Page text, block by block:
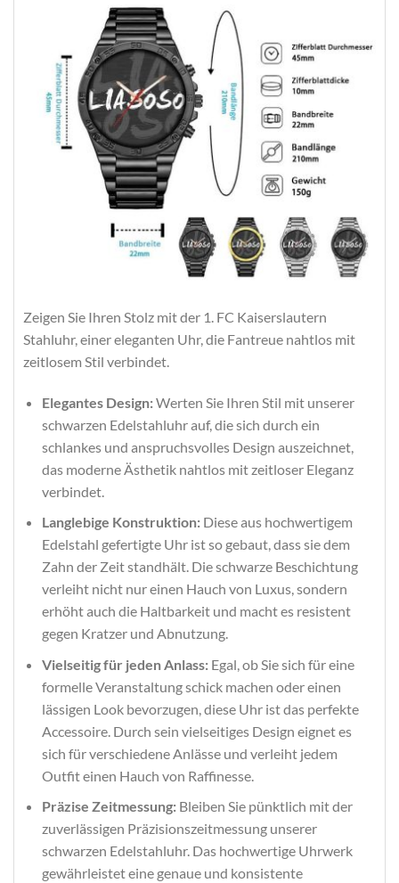
Zeigen Sie Ihren Stolz mit der 1. FC Kaiserslautern
Stahluhr, einer eleganten Uhr, die Fantreue nahtlos mit
zeitlosem Stil verbindet.
Elegantes Design:Werten Sie Ihren Stil mit unserer
schwarzen Edelstahluhr auf, die sich durch ein
schlankes und anspruchsvolles Design auszeichnet,
das moderne Ästhetik nahtlos mit zeitloser Eleganz
verbindet.
Langlebige Konstruktion:Diese aus hochwertigem
Edelstahl gefertigte Uhr ist so gebaut, dass sie dem
Zahn der Zeit standhält. Die schwarze Beschichtung
verleiht nicht nur einen Hauch von Luxus, sondern
erhöht auch die Haltbarkeit und macht es resistent
gegen Kratzer und Abnutzung.
Vielseitig für jeden Anlass:Egal, ob Sie sich für eine
formelle Veranstaltung schick machen oder einen
lässigen Look bevorzugen, diese Uhr ist das perfekte
Accessoire. Durch sein vielseitiges Design eignet es
sich für verschiedene Anlässe und verleiht jedem
Outfit einen Hauch von Raffinesse.
Präzise Zeitmessung:Bleiben Sie pünktlich mit der
zuverlässigen Präzisionszeitmessung unserer
schwarzen Edelstahluhr. Das hochwertige Uhrwerk
gewährleistet eine genaue und konsistente